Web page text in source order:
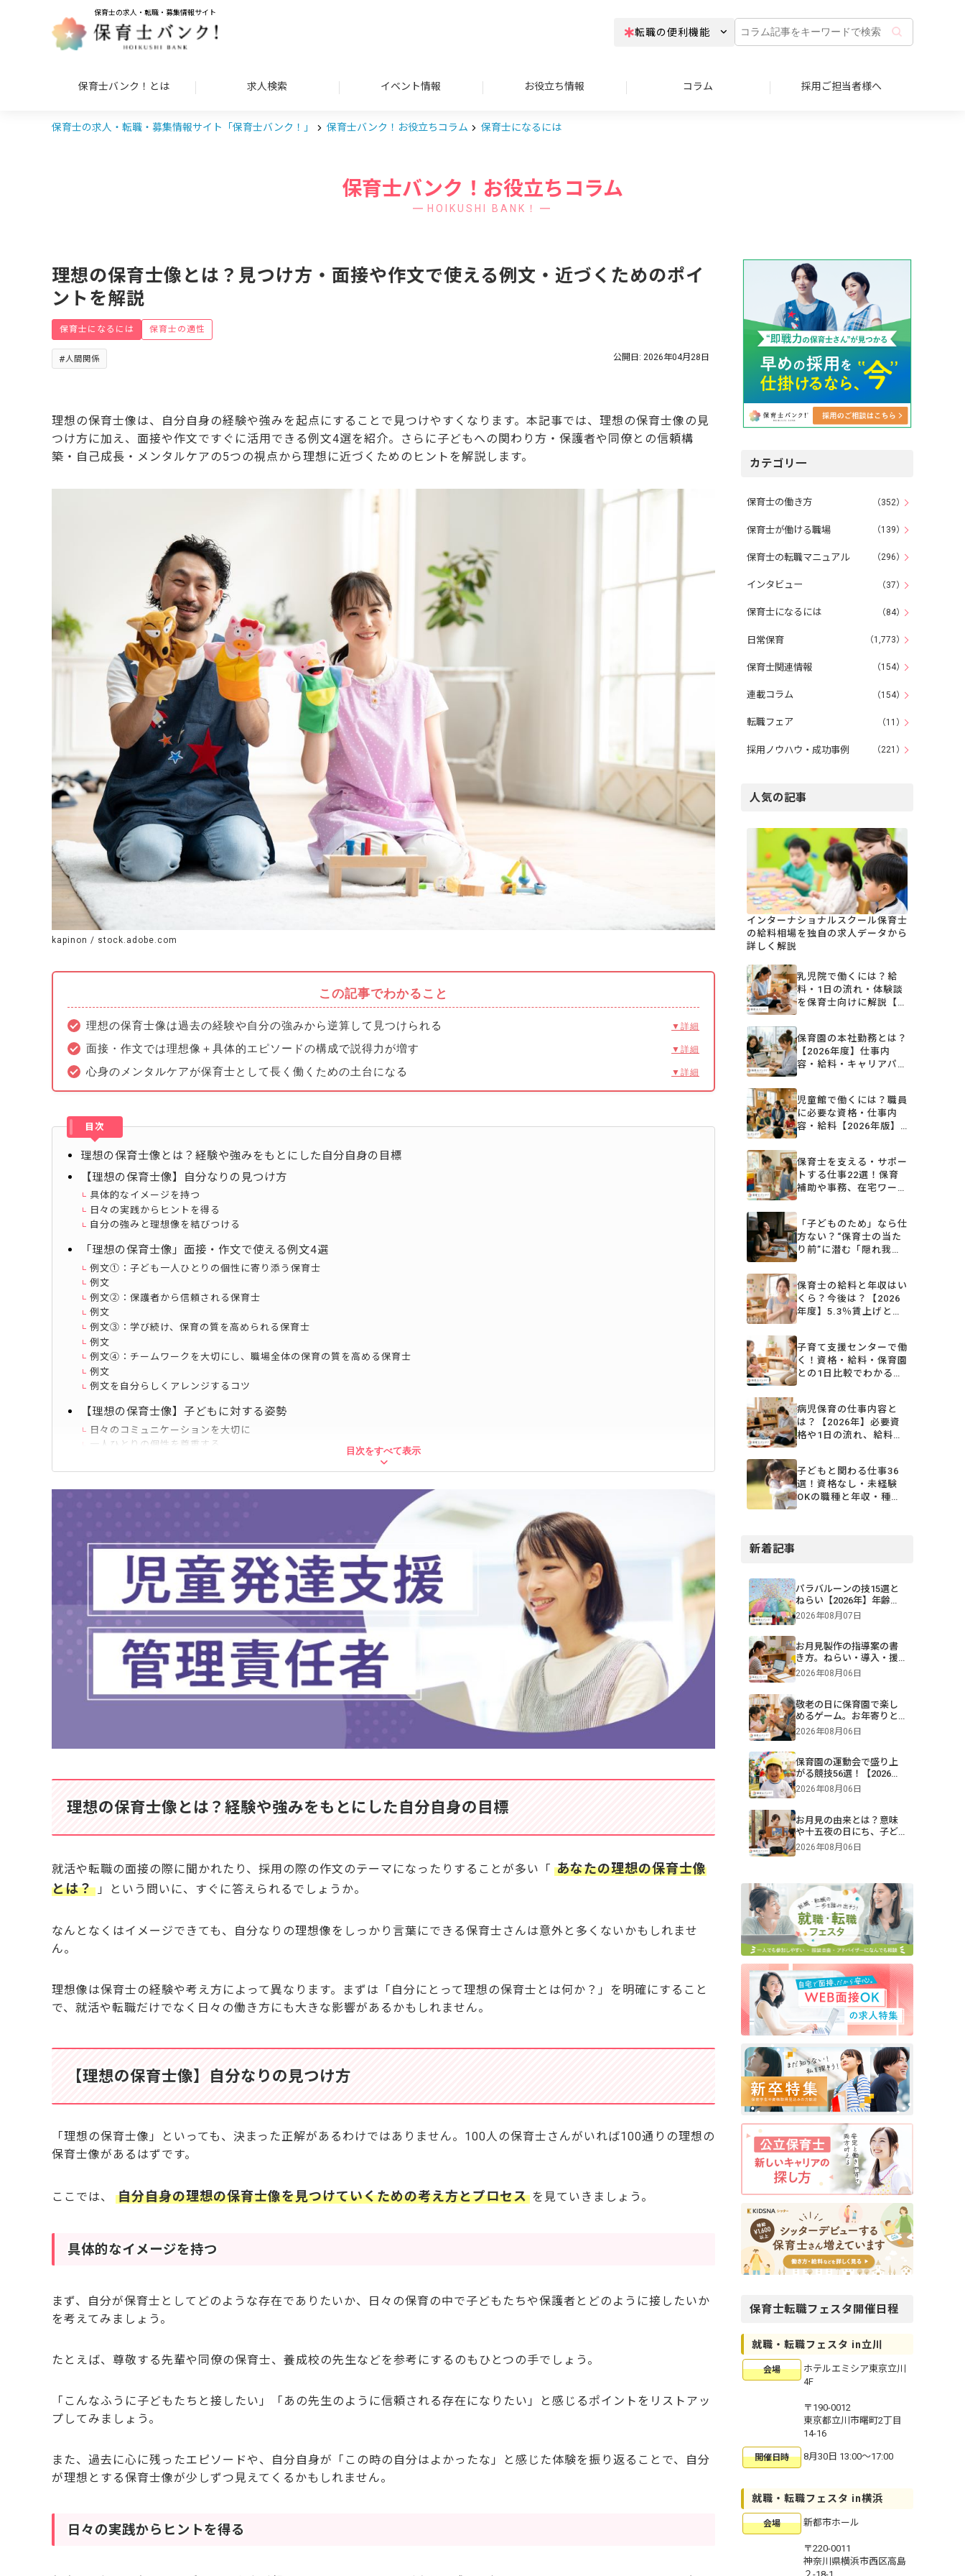
保育士の求人・転職・募集情報サイト
転職の便利機能
コ
ラ
ム
保育士バンク！とは 求人検索 イベント情報 お役立ち情報 コラム 採用ご担当者様へ
保育士の求人・転職・募集情報サイト「保育士バンク！」 保育士バンク！お役立ちコラム 保育士になるには
保育士バンク！お役立ちコラム
HOIKUSHI BANK！
理想の保育士像とは？見つけ方・面接や作文で使える例文・近づくためのポイ
ントを解説
保育士になるには 保育士の適性
人間関係 公開日: 2026年04月28日
理想の保育士像は、自分自身の経験や強みを起点にすることで見つけやすくなります。本記事では、理想の保育士像の見
つけ方に加え、面接や作文ですぐに活用できる例文4選を紹介。さらに子どもへの関わり方・保護者や同僚との信頼構
築・自己成長・メンタルケアの5つの視点から理想に近づくためのヒントを解説します。
kapinon / stock.adobe.com
この記事でわかること
理想の保育士像は過去の経験や自分の強みから逆算して見つけられる ▼詳細
面接・作文では理想像＋具体的エピソードの構成で説得力が増す ▼詳細
心身のメンタルケアが保育士として長く働くための土台になる ▼詳細
目次
理想の保育士像とは？経験や強みをもとにした自分自身の目標
【理想の保育士像】自分なりの見つけ方
具体的なイメージを持つ
日々の実践からヒントを得る
自分の強みと理想像を結びつける
「理想の保育士像」面接・作文で使える例文4選
例文①：子ども一人ひとりの個性に寄り添う保育士
例文
例文②：保護者から信頼される保育士
例文
例文③：学び続け、保育の質を高められる保育士
例文
例文④：チームワークを大切にし、職場全体の保育の質を高める保育士
例文
例文を自分らしくアレンジするコツ
【理想の保育士像】子どもに対する姿勢
日々のコミュニケーションを大切に
一人ひとりの個性を尊重する
【理想の保育士像】自己成長への高い意識
情報のアップデートの重要性を知る
学びをすぐ現場に活かす
【理想の保育士像】長く働くためのメンタルケア
心身の不調には早めに対応
ストレスを溜めない交流を持つ
オフタイムの充実でリフレッシュ
理想の保育士像を見つけたい保育士さんのためのQ&A
Q. 理想の保育を実現しやすい園の見分け方は？
Q. まだ辞めるか決めていないけど、相談だけでもOK？
目次をすべて表示
理想の保育士像とは？経験や強みをもとにした自分自身の目標
就活や転職の面接の際に聞かれたり、採用の際の作文のテーマになったりすることが多い「
あなたの理想の保育士像
とは？ 」という問いに、すぐに答えられるでしょうか。
なんとなくはイメージできても、自分なりの理想像をしっかり言葉にできる保育士さんは意外と多くないかもしれませ
ん。
理想像は保育士の経験や考え方によって異なります。まずは「自分にとって理想の保育士とは何か？」を明確にすること
で、就活や転職だけでなく日々の働き方にも大きな影響があるかもしれません。
【理想の保育士像】自分なりの見つけ方
「理想の保育士像」といっても、決まった正解があるわけではありません。100人の保育士さんがいれば100通りの理想の
保育士像があるはずです。
ここでは、 自分自身の理想の保育士像を見つけていくための考え方とプロセス を見ていきましょう。
具体的なイメージを持つ
まず、自分が保育士としてどのような存在でありたいか、日々の保育の中で子どもたちや保護者とどのように接したいか
を考えてみましょう。
たとえば、尊敬する先輩や同僚の保育士、養成校の先生などを参考にするのもひとつの手でしょう。
「こんなふうに子どもたちと接したい」「あの先生のように信頼される存在になりたい」と感じるポイントをリストアッ
プしてみましょう。
また、過去に心に残ったエピソードや、自分自身が「この時の自分はよかったな」と感じた体験を振り返ることで、自分
が理想とする保育士像が少しずつ見えてくるかもしれません。
日々の実践からヒントを得る
カテゴリ一
保育士の働き方 （352）
保育士が働ける職場 （139）
保育士の転職マニュアル （296）
インタビュー （37）
保育士になるには （84）
日常保育 （1,773）
保育士関連情報 （154）
連載コラム （154）
転職フェア （11）
採用ノウハウ・成功事例 （221）
人気の記事
インターナショナルスクール保育士
の給料相場を独自の求人データから
詳しく解説
乳児院で働くには？給
料・1日の流れ・体験談
を保育士向けに解説【夜
保育園の本社勤務とは？
【2026年度】仕事内
容・給料・キャリアパス
児童館で働くには？職員
に必要な資格・仕事内
容・給料【2026年版】
保育士を支える・サポー
トする仕事22選！保育
補助や事務、在宅ワーク
「子どものため」なら仕
方ない？“保育士の当た
り前”に潜む「隠れ我
保育士の給料と年収はい
くら？今後は？【2026
年度】5.3％賃上げと処
子育て支援センターで働
く！資格・給料・保育園
との1日比較でわかる仕
病児保育の仕事内容と
は？【2026年】必要資
格や1日の流れ、給料、
子どもと関わる仕事36
選！資格なし・未経験
OKの職種と年収・種類
新着記事
パラバルーンの技15選と
ねらい【2026年】年齢・
難易度別一覧＆演目構成
も！画像付きで紹介
2026年08月07日
お月見製作の指導案の書
き方。ねらい・導入・援
助を年齢別に解説【保
2026年08月06日
敬老の日に保育園で楽し
めるゲーム。お年寄りと
交流できる遊びや伝承遊
びのアイデア
2026年08月06日
保育園の運動会で盛り上
がる競技56選！【2026年
版】0・1・2・3・4・5歳
2026年08月06日
お月見の由来とは？意味
や十五夜の日にち、子ど
もへの伝え方【2026年最
2026年08月06日
保育士転職フェスタ開催日程
就職・転職フェスタ in立川
会場
ホテルエミシア東京立川
4F
〒190-0012
東京都立川市曙町2丁目
14-16
開催日時 8月30日 13:00〜17:00
就職・転職フェスタ in横浜
会場 新都市ホール
〒220-0011
神奈川県横浜市西区高島